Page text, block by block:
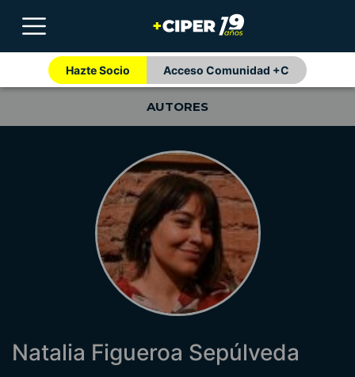
Hazte Socio Acceso Comunidad +C
AUTORES
Natalia Figueroa Sepúlveda